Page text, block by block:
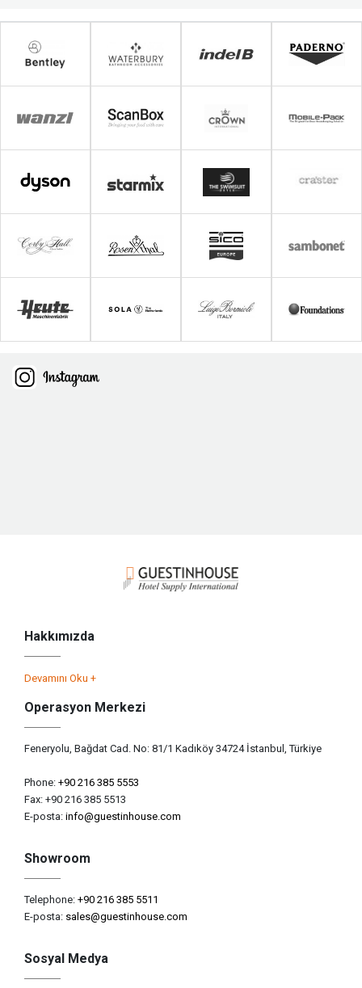
Hakkımızda
Devamını Oku +
Operasyon Merkezi
Feneryolu, Bağdat Cad. No: 81/1 Kadıköy 34724 İstanbul, Türkiye
Phone: +90 216 385 5553
Fax: +90 216 385 5513
E-posta: info@guestinhouse.com
Showroom
Telephone: +90 216 385 5511
E-posta: sales@guestinhouse.com
Sosyal Medya